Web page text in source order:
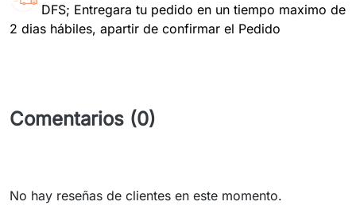
DFS; Entregara tu pedido en un tiempo maximo de
2 dias hábiles, apartir de confirmar el Pedido
Comentarios (0)
No hay reseñas de clientes en este momento.